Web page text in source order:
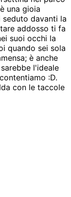
una gioia
davanti la
addosso ti fa
suoi occhi la
quando sei sola
è anche
l'ideale
:D.
con le taccole